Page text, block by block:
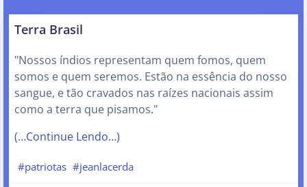
Terra Brasil
"Nossos índios representam quem fomos, quem
somos e quem seremos. Estão na essência do nosso
sangue, e tão cravados nas raízes nacionais assim
como a terra que pisamos."
(…Continue Lendo…)
#patriotas #jeanlacerda